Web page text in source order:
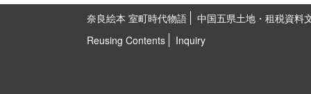
奈良絵本 室町時代物語
中国五県土地・租税資料
Reusing Contents
Inquiry